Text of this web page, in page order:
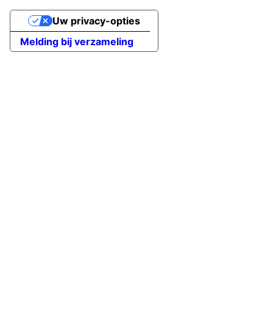
Melding bij verzameling
Uw privacy-opties